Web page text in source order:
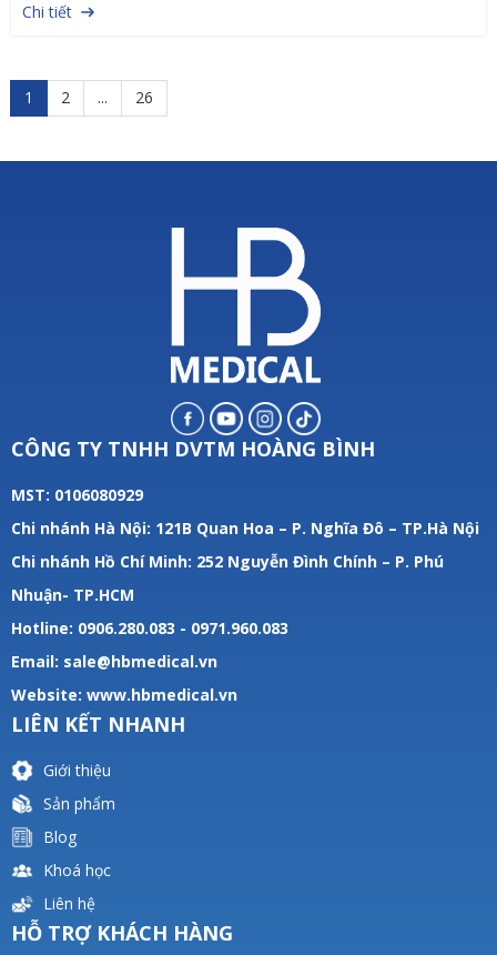
cổ, đau lưng, tê bì tay chân và hạn chế vận động.
Chi tiết
1 2 ... 26
CÔNG TY TNHH DVTM HOÀNG BÌNH
MST: 0106080929
Chi nhánh Hà Nội: 121B Quan Hoa – P. Nghĩa Đô – TP.Hà Nội
Chi nhánh Hồ Chí Minh: 252 Nguyễn Đình Chính – P. Phú
Nhuận- TP.HCM
Hotline: 0906.280.083 - 0971.960.083
Email: sale@hbmedical.vn
Website: www.hbmedical.vn
LIÊN KẾT NHANH
Giới thiệu
Sản phẩm
Blog
Khoá học
Liên hệ
HỖ TRỢ KHÁCH HÀNG